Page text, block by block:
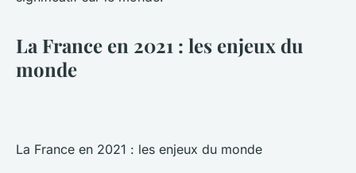
La France en 2021 : les enjeux du
monde
La France en 2021 : les enjeux du monde